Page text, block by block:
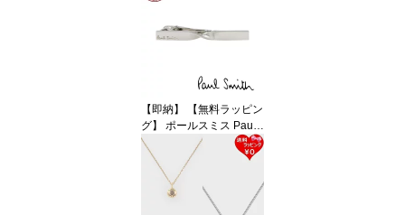
三つ折り財布 ブランド
生日 記念日 クリスマス
【即納】 【無料ラッピン
グ】 ポールスミス Paul
Smith アクセサリー ネク
タイピン Twist Plate タイ
バー 日本製 シルバー ブ
ランド 正規品 新品 ギフ
ト プレゼント 人気 おす